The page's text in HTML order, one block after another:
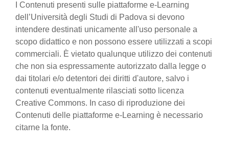
I Contenuti presenti sulle piattaforme e-Learning
dell’Università degli Studi di Padova si devono
intendere destinati unicamente all'uso personale a
scopo didattico e non possono essere utilizzati a scopi
commerciali. È vietato qualunque utilizzo dei contenuti
che non sia espressamente autorizzato dalla legge o
dai titolari e/o detentori dei diritti d'autore, salvo i
contenuti eventualmente rilasciati sotto licenza
Creative Commons. In caso di riproduzione dei
Contenuti delle piattaforme e-Learning è necessario
citarne la fonte.